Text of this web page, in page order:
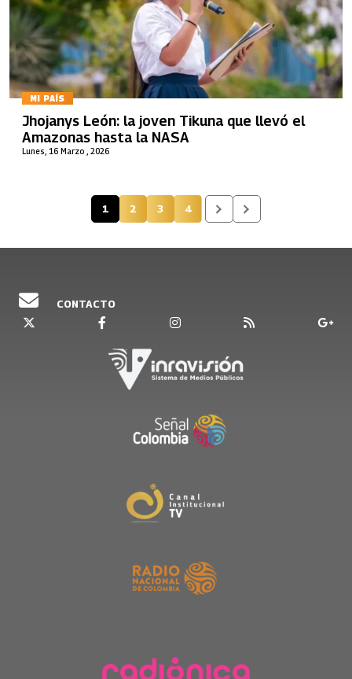
MI PAÍS
Lunes, 16 Marzo , 2026
Jhojanys León: la joven Tikuna que llevó el
Amazonas hasta la NASA
Página actual
1 Página
2 Página
3 Página
4
CONTACTO